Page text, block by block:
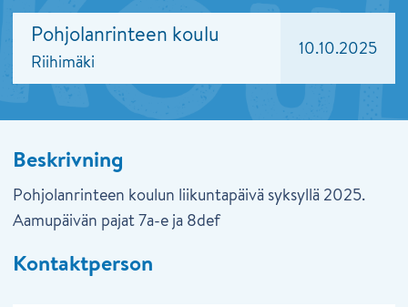
Pohjolanrinteen koulu
Riihimäki
10.10.2025
Beskrivning
Pohjolanrinteen koulun liikuntapäivä syksyllä 2025.
Aamupäivän pajat 7a-e ja 8def
Kontaktperson